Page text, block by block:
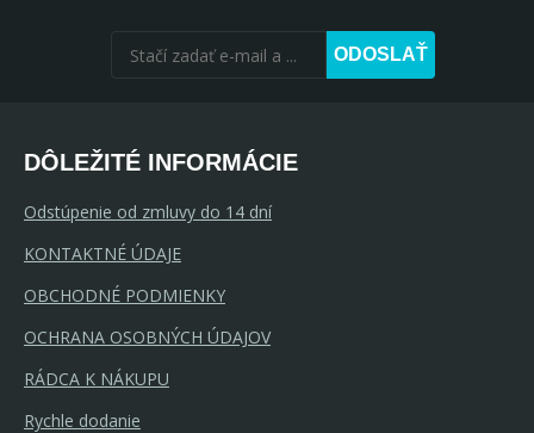
ODOSLAŤ
DÔLEŽITÉ INFORMÁCIE
Odstúpenie od zmluvy do 14 dní
KONTAKTNÉ ÚDAJE
OBCHODNÉ PODMIENKY
OCHRANA OSOBNÝCH ÚDAJOV
RÁDCA K NÁKUPU
Rychle dodanie